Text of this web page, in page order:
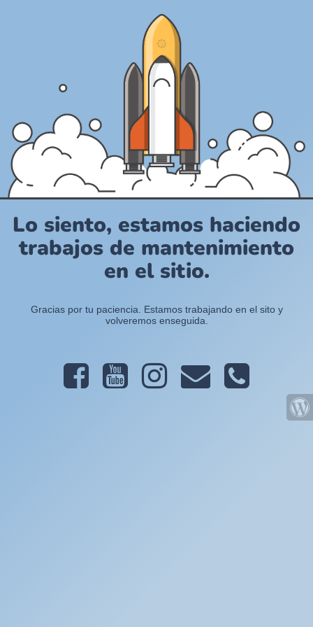
Lo siento, estamos haciendo
trabajos de mantenimiento
en el sitio.
Gracias por tu paciencia. Estamos trabajando en el sito y
volveremos enseguida.